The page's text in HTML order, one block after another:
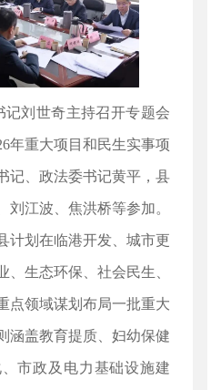
刘世奇主持召开专题会
年重大项目和民生实事项
记、政法委书记黄平，县
刘江波、焦洪桥等参加。
划在临港开发、城市更
、生态环保、社会民生、
点领域谋划布局一批重大
涵盖教育提质、妇幼保健
市政及电力基础设施建